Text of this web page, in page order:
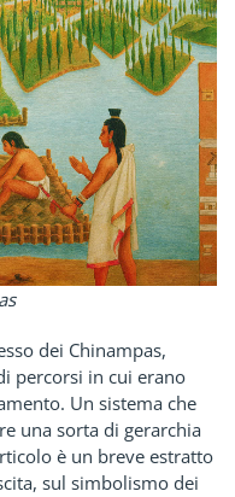
dei Chinampas,
percorsi in cui erano
Un sistema che
una sorta di gerarchia
è un breve estratto
sul simbolismo dei